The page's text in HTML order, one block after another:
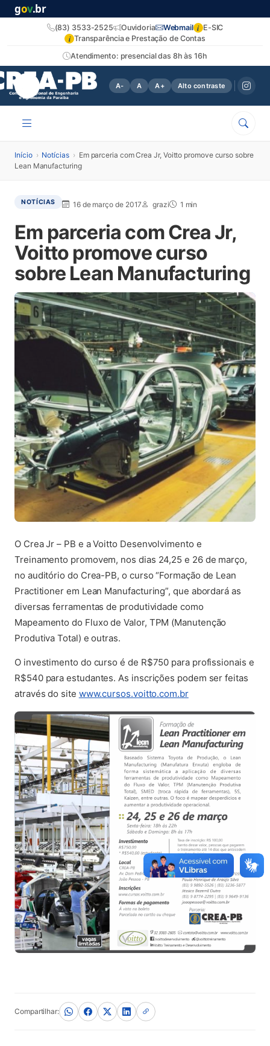
gov.br
Atendimento: presencial das 8h às 16h
(83) 3533-2525 Ouvidoria Webmail i E-SIC
i Transparência e Prestação de Contas
A- A A+ Alto contraste
Início › Notícias › Em parceria com Crea Jr, Voitto promove curso sobre
Lean Manufacturing
NOTÍCIAS 16 de março de 2017 grazi 1 min
Em parceria com Crea Jr,
Voitto promove curso
sobre Lean Manufacturing
O Crea Jr – PB e a Voitto Desenvolvimento e
Treinamento promovem, nos dias 24,25 e 26 de março,
no auditório do Crea-PB, o curso “Formação de Lean
Practitioner em Lean Manufacturing”, que abordará as
diversas ferramentas de produtividade como
Mapeamento do Fluxo de Valor, TPM (Manutenção
Produtiva Total) e outras.
O investimento do curso é de R$750 para profissionais e
R$540 para estudantes. As inscrições podem ser feitas
através do site www.cursos.voitto.com.br(abre em nova aba)
Compartilhar: